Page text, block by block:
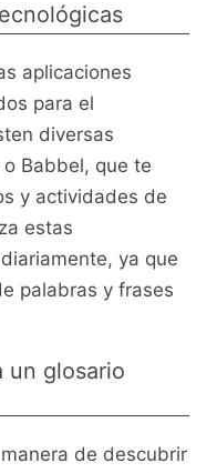
aplicaciones
para el
diversas
Babbel, que te
⁢y actividades de‌
estas‌
​ya que
⁤palabras y frases
​un glosario
de descubrir